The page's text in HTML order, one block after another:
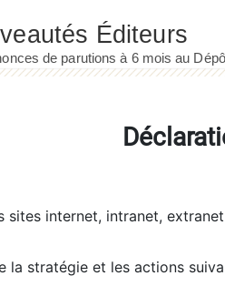
sites internet, intranet,
la stratégie et les actions